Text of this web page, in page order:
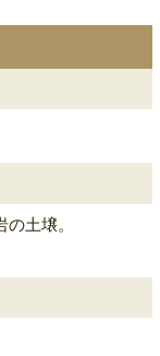
土壌。